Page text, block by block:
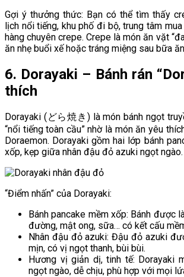
Gợi ý thưởng thức: Bạn có thể tìm thấy
lịch nổi tiếng, khu phố đi bộ, trung tâm
hàng chuyên crepe. Crepe là món ăn vặt
ăn nhẹ buổi xế hoặc tráng miệng sau bữa
6. Dorayaki – Bánh rán
thích
Dorayaki (どら焼き) là món bánh ngọt
“nổi tiếng toàn cầu” nhờ là món ăn yêu
Doraemon. Dorayaki gồm hai lớp bánh
xốp, kẹp giữa nhân đậu đỏ azuki ngọt ngào.
“Điểm nhấn” của Dorayaki:
Bánh pancake mềm xốp: Bánh được
đường, mật ong, sữa… có kết cấu
Nhân đậu đỏ azuki: Đậu đỏ azuki
mịn, có vị ngọt thanh, bùi bùi.
Hương vị giản dị, tinh tế: Dorayaki
ngọt ngào, dễ chịu, phù hợp với mọi